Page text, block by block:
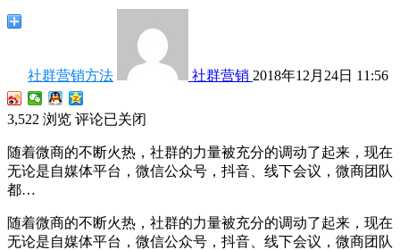
社群营销方法 社群营销 2018年12月24日 11:56
3,522 浏览 评论已关闭
随着微商的不断火热，社群的力量被充分的调动了起来，现在
无论是自媒体平台，微信公众号，抖音、线下会议，微商团队
都…
随着微商的不断火热，社群的力量被充分的调动了起来，现在
无论是自媒体平台，微信公众号，抖音、线下会议，微商团队